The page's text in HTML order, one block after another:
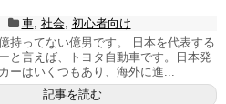
車, 社会, 初心者向け
持ってない億男です。 日本を代表する
と言えば、トヨタ自動車です。日本発
ーはいくつもあり、海外に進...
記事を読む